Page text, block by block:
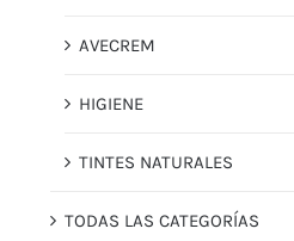
AVECREM
HIGIENE
TINTES NATURALES
TODAS LAS CATEGORÍAS